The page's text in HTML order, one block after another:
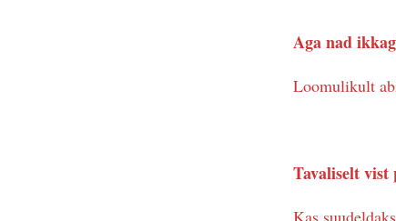
Aga nad
Loomulikult
Tavaliselt vist
Kas